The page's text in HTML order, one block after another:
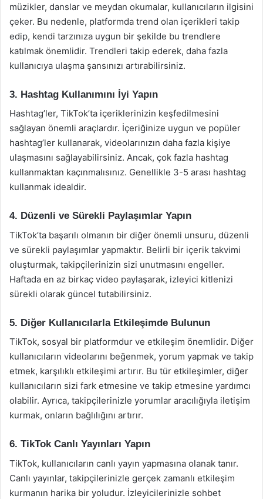
müzikler, danslar ve meydan okumalar, kullanıcıların ilgisini
çeker. Bu nedenle, platformda trend olan içerikleri takip
edip, kendi tarzınıza uygun bir şekilde bu trendlere
katılmak önemlidir. Trendleri takip ederek, daha fazla
kullanıcıya ulaşma şansınızı artırabilirsiniz.
3. Hashtag Kullanımını İyi Yapın
Hashtag’ler, TikTok’ta içeriklerinizin keşfedilmesini
sağlayan önemli araçlardır. İçeriğinize uygun ve popüler
hashtag’ler kullanarak, videolarınızın daha fazla kişiye
ulaşmasını sağlayabilirsiniz. Ancak, çok fazla hashtag
kullanmaktan kaçınmalısınız. Genellikle 3-5 arası hashtag
kullanmak idealdir.
4. Düzenli ve Sürekli Paylaşımlar Yapın
TikTok’ta başarılı olmanın bir diğer önemli unsuru, düzenli
ve sürekli paylaşımlar yapmaktır. Belirli bir içerik takvimi
oluşturmak, takipçilerinizin sizi unutmasını engeller.
Haftada en az birkaç video paylaşarak, izleyici kitlenizi
sürekli olarak güncel tutabilirsiniz.
5. Diğer Kullanıcılarla Etkileşimde Bulunun
TikTok, sosyal bir platformdur ve etkileşim önemlidir. Diğer
kullanıcıların videolarını beğenmek, yorum yapmak ve takip
etmek, karşılıklı etkileşimi artırır. Bu tür etkileşimler, diğer
kullanıcıların sizi fark etmesine ve takip etmesine yardımcı
olabilir. Ayrıca, takipçilerinizle yorumlar aracılığıyla iletişim
kurmak, onların bağlılığını artırır.
6. TikTok Canlı Yayınları Yapın
TikTok, kullanıcıların canlı yayın yapmasına olanak tanır.
Canlı yayınlar, takipçilerinizle gerçek zamanlı etkileşim
kurmanın harika bir yoludur. İzleyicilerinizle sohbet